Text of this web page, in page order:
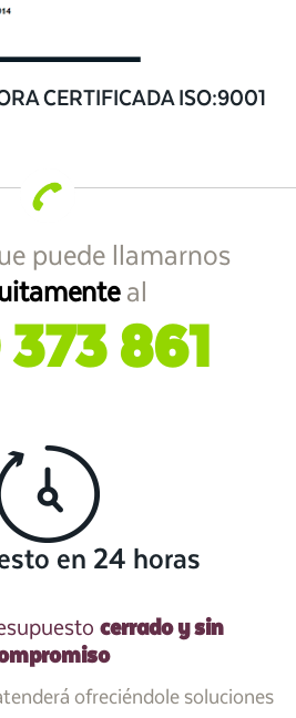
CERTIFICADA ISO:9001
puede llamarnos
al
861
en 24 horas
cerrado y sin
ofreciéndole soluciones